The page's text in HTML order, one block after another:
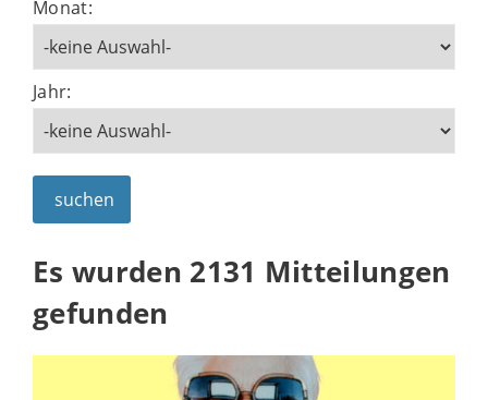
Monat:
Jahr:
suchen
Es wurden 2131 Mitteilungen
gefunden